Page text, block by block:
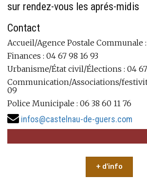
sur rendez-vous les aprés-midis
Contact
Accueil/Agence Postale Communale :
Finances : 04 67 98 16 93
Urbanisme/État civil/Élections : 04
Communication/Associations/
09
Police Municipale : 06 38 60 11 76
infos@castelnau-de-guers.com
+ d'info